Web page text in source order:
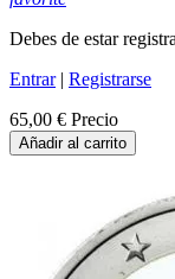
Debes de estar
Entrar| Registrarse
65,00 € Precio
Añadir al carrito